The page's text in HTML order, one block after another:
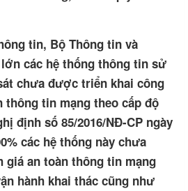
tin, Bộ Thông tin và
các hệ thống thông tin sử
chưa được triển khai công
thông tin mạng theo cấp độ
định số 85/2016/NĐ-CP ngày
các hệ thống này chưa
giá an toàn thông tin mạng
hành khai thác cũng như